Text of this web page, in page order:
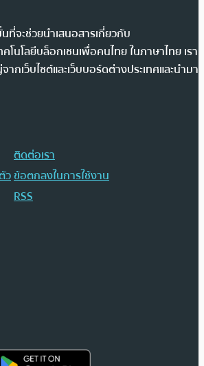
ที่จะช่วยนำเสนอสารเกี่ยวกับ
โนโลยีบล็อกเชนเพื่อคนไทย ในภาษาไทย เรา
กเว็บไซต์และเว็บบอร์ดต่างประเทศและนำมา
ติดต่อเรา
วข้อตกลงในการใช้งาน
RSS